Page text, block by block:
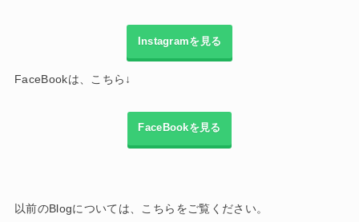
Instagramを見る
FaceBookは、こちら↓
FaceBookを見る
以前のBlogについては、こちらをご覧ください。